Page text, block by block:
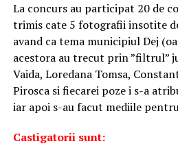
La concurs au participat 20 de
trimis cate 5 fotografii insotite
avand ca tema municipiul Dej
acestora au trecut prin ”filtrul”
Vaida, Loredana Tomsa,
Pirosca si fiecarei poze i s-a
iar apoi s-au facut mediile
Castigatorii sunt: